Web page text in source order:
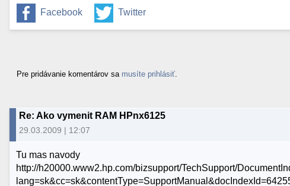
Facebook Twitter
Pre pridávanie komentárov sa musíte prihlásiť
Re: Ako vymenit RAM HPnx6125
29.03.2009 | 12:07
Tu mas navody
http://h20000.www2.hp.com/bizsupport/TechSupport/